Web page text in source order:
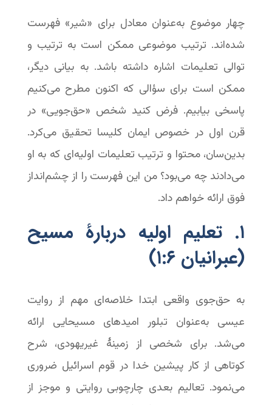
چهار موضوع به‌عنوان معادل برای «شیر» فهرست
شده‌اند. ترتیب موضوعی ممکن است به ترتیب و
توالی تعلیمات اشاره داشته باشد. به بیانی دیگر،
ممکن است برای سؤالی که اکنون مطرح می‌کنیم
پاسخی بیابیم. فرض کنید شخص «حق‌جویی» در
قرن اول در خصوص ایمان کلیسا تحقیق می‌کرد.
بدین‌سان، محتوا و ترتیب تعلیمات اولیه‌ای که به او
می‌دادند چه می‌بود؟ من این فهرست را از چشم‌انداز
فوق ارائه خواهم داد.
۱. تعلیم اولیه دربارۀ مسیح
(عبرانیان ۶:‏۱)
به حق‌جوی واقعی ابتدا خلاصه‌ای مهم از روایت
عیسی به‌عنوان تبلور امیدهای مسیحایی ارائه
می‌شد. برای شخصی از زمینۀ غیریهودی، شرح
کوتاهی از کار پیشین خدا در قوم اسرائیل ضروری
می‌نمود. تعالیم بعدی چارچوبی روایتی و موجز از